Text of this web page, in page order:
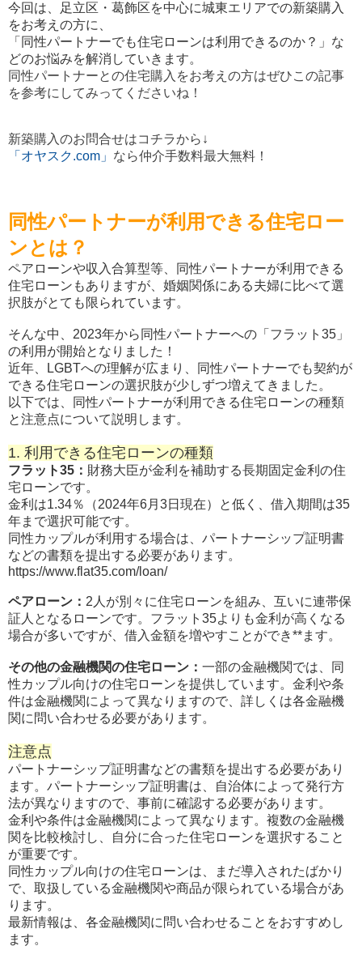
今回は、足立区・葛飾区を中心に城東エリアでの新築購入
をお考えの方に、
「同性パートナーでも住宅ローンは利用できるのか？」な
どのお悩みを解消していきます。
同性パートナーとの住宅購入をお考えの方はぜひこの記事
を参考にしてみってくださいね！
新築購入のお問合せはコチラから↓
「オヤスク.com」 なら仲介手数料最大無料！
同性パートナーが利用できる住宅ロー
ンとは？
ペアローンや収入合算型等、同性パートナーが利用できる
住宅ローンもありますが、婚姻関係にある夫婦に比べて選
択肢がとても限られています。
そんな中、2023年から同性パートナーへの「フラット35」
の利用が開始となりました！
近年、LGBTへの理解が広まり、同性パートナーでも契約が
できる住宅ローンの選択肢が少しずつ増えてきました。
以下では、同性パートナーが利用できる住宅ローンの種類
と注意点について説明します。
1. 利用できる住宅ローンの種類
フラット35： 財務大臣が金利を補助する長期固定金利の住
宅ローンです。
金利は1.34％（2024年6月3日現在）と低く、借入期間は35
年まで選択可能です。
同性カップルが利用する場合は、パートナーシップ証明書
などの書類を提出する必要があります。
https://www.flat35.com/loan/
ペアローン： 2人が別々に住宅ローンを組み、互いに連帯保
証人となるローンです。フラット35よりも金利が高くなる
場合が多いですが、借入金額を増やすことができ**ます。
その他の金融機関の住宅ローン： 一部の金融機関では、同
性カップル向けの住宅ローンを提供しています。金利や条
件は金融機関によって異なりますので、詳しくは各金融機
関に問い合わせる必要があります。
注意点
パートナーシップ証明書などの書類を提出する必要があり
ます。パートナーシップ証明書は、自治体によって発行方
法が異なりますので、事前に確認する必要があります。
金利や条件は金融機関によって異なります。複数の金融機
関を比較検討し、自分に合った住宅ローンを選択すること
が重要です。
同性カップル向けの住宅ローンは、まだ導入されたばかり
で、取扱している金融機関や商品が限られている場合があ
ります。
最新情報は、各金融機関に問い合わせることをおすすめし
ます。